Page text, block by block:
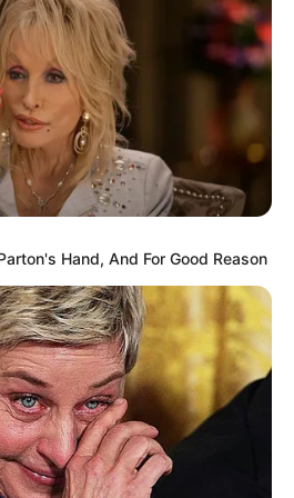
Hand, And For Good Reason